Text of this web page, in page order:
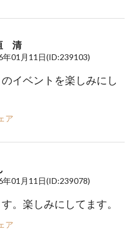
清
年01月11日(ID:239103)
イベントを楽しみにし
ア
年01月11日(ID:239078)
。楽しみにしてます。
ア